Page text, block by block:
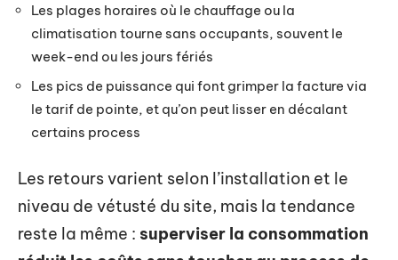
Les plages horaires où le chauffage ou la
climatisation tourne sans occupants, souvent le
week-end ou les jours fériés
Les pics de puissance qui font grimper la facture via
le tarif de pointe, et qu’on peut lisser en décalant
certains process
Les retours varient selon l’installation et le
niveau de vétusté du site, mais la tendance
reste la même : superviser la consommation